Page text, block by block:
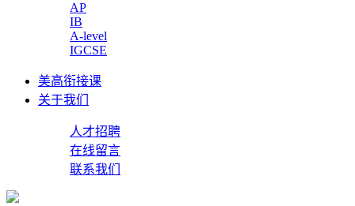
AP
IB
A-level
IGCSE
美高衔接课
关于我们
人才招聘
在线留言
联系我们